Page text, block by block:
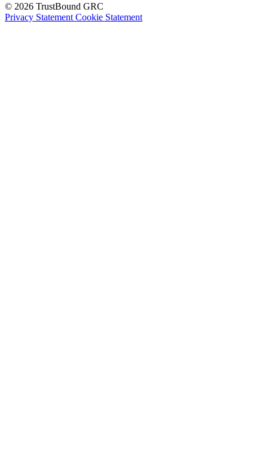
© 2026 TrustBound GRC
Privacy Statement Cookie Statement